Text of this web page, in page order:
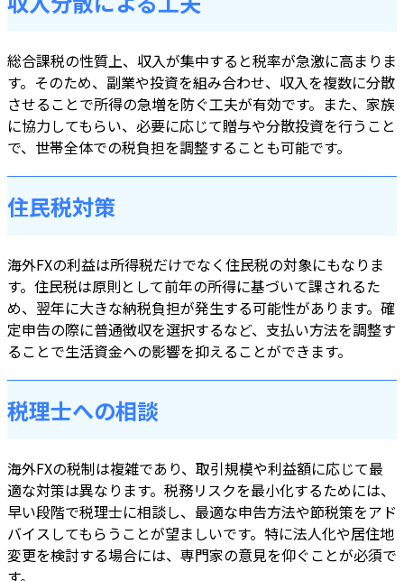
総合課税の性質上、収入が集中すると税率が急激に高まりま
す。そのため、副業や投資を組み合わせ、収入を複数に分散
させることで所得の急増を防ぐ工夫が有効です。また、家族
に協力してもらい、必要に応じて贈与や分散投資を行うこと
で、世帯全体での税負担を調整することも可能です。
住民税対策
海外FXの利益は所得税だけでなく住民税の対象にもなりま
す。住民税は原則として前年の所得に基づいて課されるた
め、翌年に大きな納税負担が発生する可能性があります。確
定申告の際に普通徴収を選択するなど、支払い方法を調整す
ることで生活資金への影響を抑えることができます。
税理士への相談
海外FXの税制は複雑であり、取引規模や利益額に応じて最
適な対策は異なります。税務リスクを最小化するためには、
早い段階で税理士に相談し、最適な申告方法や節税策をアド
バイスしてもらうことが望ましいです。特に法人化や居住地
変更を検討する場合には、専門家の意見を仰ぐことが必須で
す。